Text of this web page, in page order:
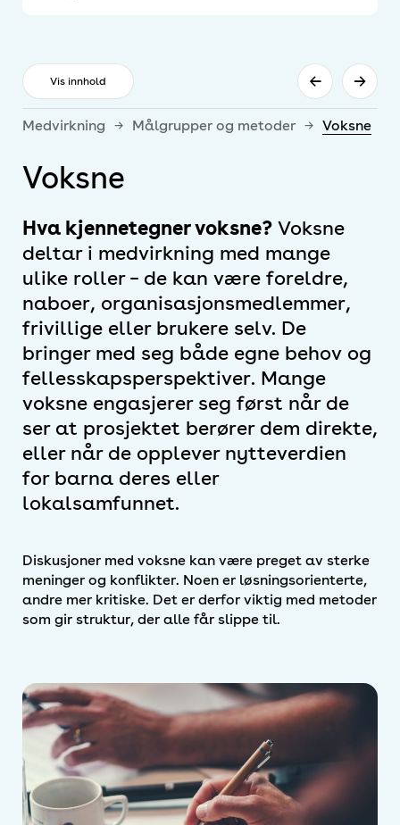
Medvirkning → Målgrupper og metoder → Voksne
Vis innhold ← →
Voksne
Hva kjennetegner voksne? Voksne
deltar i medvirkning med mange
ulike roller – de kan være foreldre,
naboer, organisasjonsmedlemmer,
frivillige eller brukere selv. De
bringer med seg både egne behov og
fellesskapsperspektiver. Mange
voksne engasjerer seg først når de
ser at prosjektet berører dem direkte,
eller når de opplever nytteverdien
for barna deres eller
lokalsamfunnet.
Diskusjoner med voksne kan være preget av sterke
meninger og konflikter. Noen er løsningsorienterte,
andre mer kritiske. Det er derfor viktig med metoder
som gir struktur, der alle får slippe til.